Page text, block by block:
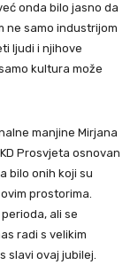
onda bilo jasno da
ne samo industrijom
ljudi i njihove
kultura može
manjine Mirjana
Prosvjeta osnovan
bilo onih koji su
prostorima.
ali se
radi s velikim
slavi ovaj jubilej.